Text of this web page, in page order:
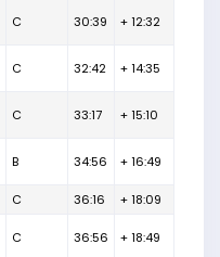
C 30:39 + 12:32
C 32:42 + 14:35
C 33:17 + 15:10
B 34:56 + 16:49
C 36:16 + 18:09
C 36:56 + 18:49